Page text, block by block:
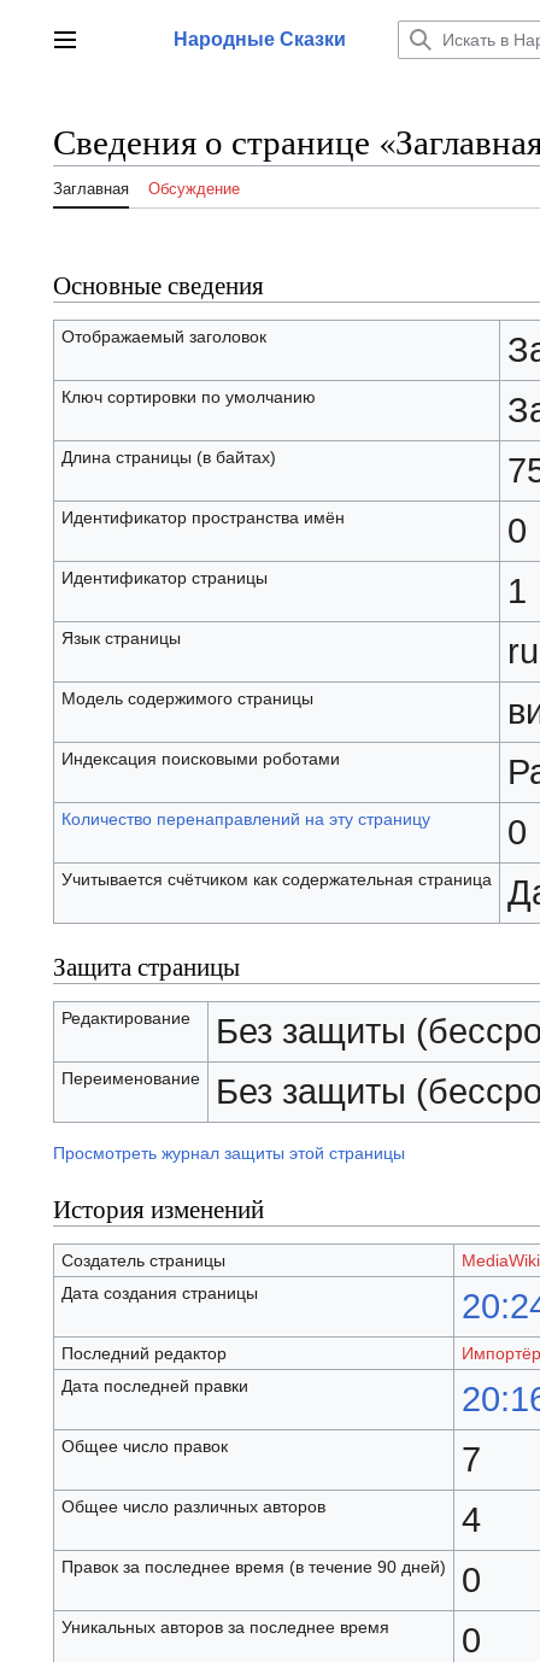
содержаниюГлавное менюНародные Сказки
Сведения о странице
Заглавная Обсуждение
Основные сведения
Отображаемый заголовок
Ключ сортировки по умолчанию
Длина страницы (в байтах)
Идентификатор пространства имён 0
Идентификатор страницы 1
Язык страницы
Модель содержимого страницы
Индексация поисковыми роботами
Количество перенаправлений на эту страницу 0
Учитывается счётчиком как содержательная страница
Защита страницы
Редактирование Без защиты
Переименование Без защиты
Просмотреть журнал защиты этой страницы
История изменений
Создатель страницы
Дата создания страницы
Последний редактор
Импортёр
Дата последней правки
Общее число правок 7
Общее число различных авторов 4
Правок за последнее время (в течение 90 дней) 0
Уникальных авторов за последнее время 0